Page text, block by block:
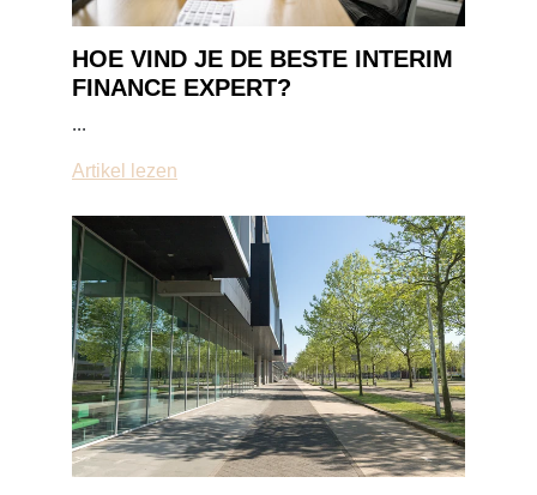
HOE VIND JE DE BESTE INTERIM
FINANCE EXPERT?
...
Artikel lezen